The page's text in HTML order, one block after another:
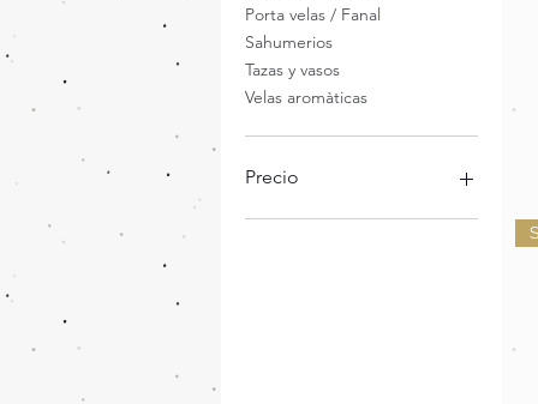
Porta velas / Fanal
Sahumerios
Tazas y vasos
Velas aromàticas
Precio